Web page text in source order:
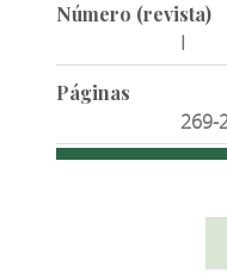
Número (revista)
I
Páginas
269-